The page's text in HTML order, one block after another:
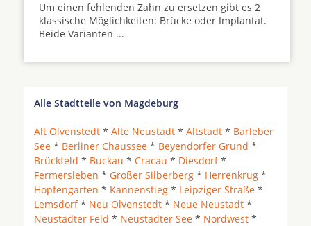
Um einen fehlenden Zahn zu ersetzen gibt es 2
klassische Möglichkeiten: Brücke oder Implantat.
Beide Varianten ...
Alle Stadtteile von Magdeburg
Alt Olvenstedt * Alte Neustadt * Altstadt * Barleber
See * Berliner Chaussee * Beyendorfer Grund *
Brückfeld * Buckau * Cracau * Diesdorf*
Fermersleben * Großer Silberberg * Herrenkrug *
Hopfengarten * Kannenstieg * Leipziger Straße *
Lemsdorf* Neu Olvenstedt * Neue Neustadt *
Neustädter Feld * Neustädter See * Nordwest *